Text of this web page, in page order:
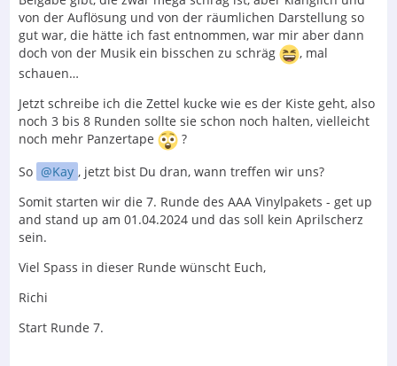
von der Auflösung und von der räumlichen Darstellung so
gut war, die hätte ich fast entnommen, war mir aber dann
doch von der Musik ein bisschen zu schräg
, mal
schauen…
Jetzt schreibe ich die Zettel kucke wie es der Kiste geht, also
noch 3 bis 8 Runden sollte sie schon noch halten, vielleicht
noch mehr Panzertape
?
So
Kay , jetzt bist Du dran, wann treffen wir uns?
Somit starten wir die 7. Runde des AAA Vinylpakets - get up
and stand up am 01.04.2024 und das soll kein Aprilscherz
sein.
Viel Spass in dieser Runde wünscht Euch,
Richi
Start Runde 7.